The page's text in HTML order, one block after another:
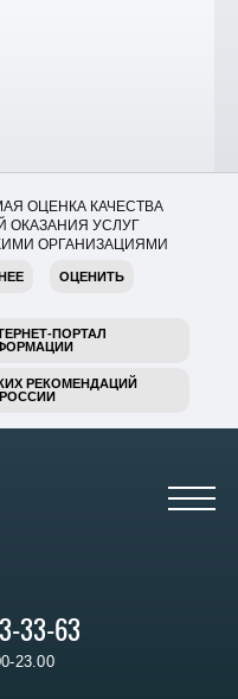
ОЦЕНКА КАЧЕСТВА
ОКАЗАНИЯ УСЛУГ
ОРГАНИЗАЦИЯМИ
ОЦЕНИТЬ
ПОРТАЛ
РЕКОМЕНДАЦИЙ
33-63
23.00